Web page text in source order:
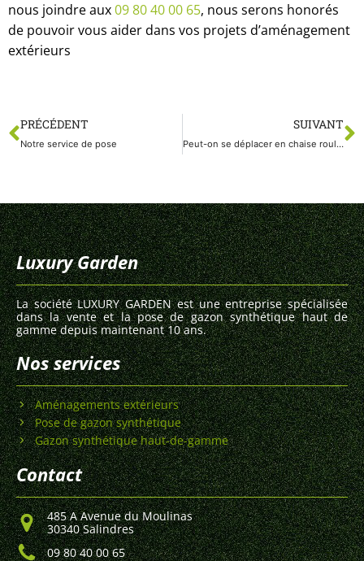
nous joindre aux09 80 40 00 65, nous serons honorés
de pouvoir vous aider dans vos projets d’aménagement
extérieurs
PRÉCÉDENT
Notre service de pose
SUIVANT
Peut-on se déplacer en chaise roulante sur du gazon synthétique ?
Luxury Garden
La société LUXURY GARDEN est une entreprise spécialisée
dans la vente et la pose de gazon synthétique haut de
gamme depuis maintenant 10 ans.
Nos services
Aménagements extérieurs
Pose de gazon synthétique
Gazon synthétique haut-de-gamme
Contact
485 A Avenue du Moulinas
30340 Salindres
09 80 40 00 65